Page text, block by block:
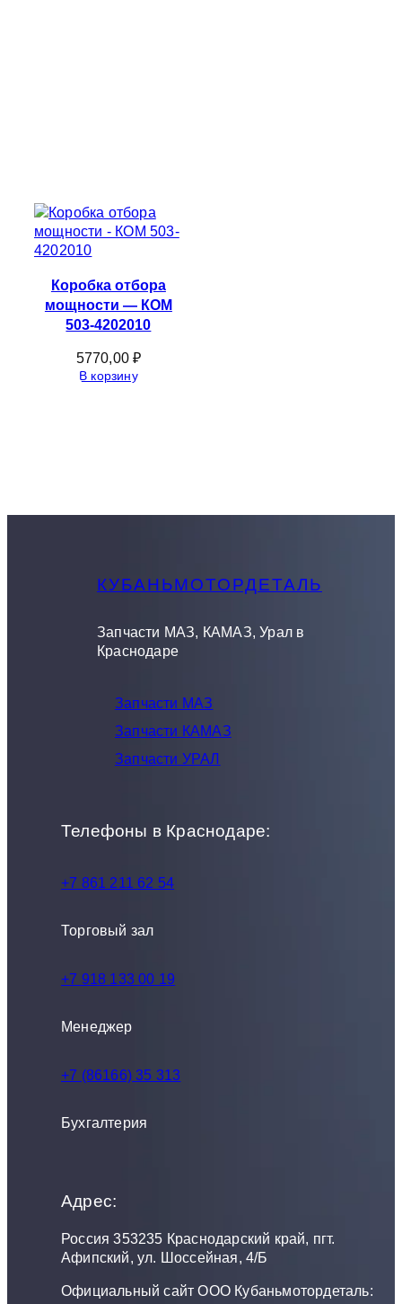
Коробка отбора
мощности — КОМ
503-4202010
5770,00₽
В корзину
КУБАНЬМОТОРДЕТАЛЬ
Запчасти МАЗ, КАМАЗ, Урал в
Краснодаре
Запчасти МАЗ
Запчасти КАМАЗ
Запчасти УРАЛ
Телефоны в Краснодаре:
+7 861 211 62 54
Торговый зал
+7 918 133 00 19
Менеджер
+7 (86166) 35 313
Бухгалтерия
Адрес:
Россия 353235 Краснодарский край, пгт.
Афипский, ул. Шоссейная, 4/Б
Официальный сайт ООО Кубаньмотордеталь: